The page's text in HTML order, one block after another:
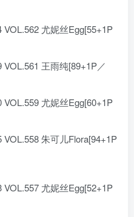
VOL.562 尤妮丝Egg[55+1P
王雨纯[89+1P／
VOL.559 尤妮丝Egg[60+1P
VOL.558 朱可儿Flora[94+1P
VOL.557 尤妮丝Egg[52+1P